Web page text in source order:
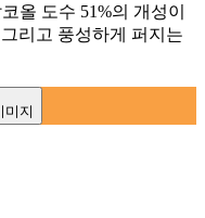
올 도수 51%의 개성이
리고 풍성하게 퍼지는
미지